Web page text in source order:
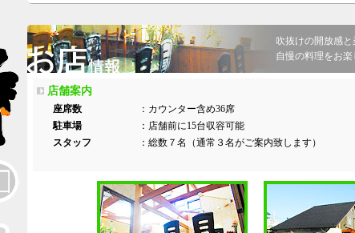
吹抜けの開放感
自慢の料理をお
店舗案内
座席数
：カウンター含め36席
駐車場
：店舗前に15台収容可能
スタッフ
：総数７名（通常３名がご案内致します）